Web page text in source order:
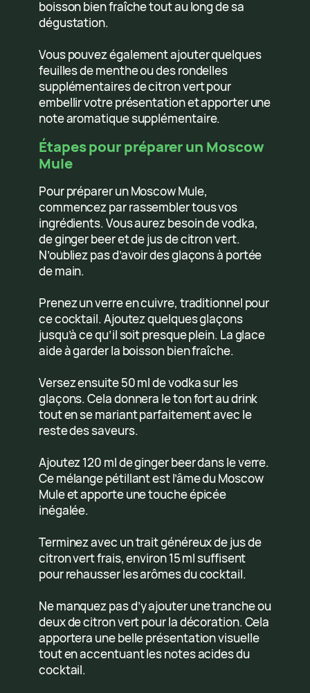
boisson bien fraîche tout au long de sa
dégustation.
Vous pouvez également ajouter quelques
feuilles de menthe ou des rondelles
supplémentaires de citron vert pour
embellir votre présentation et apporter une
note aromatique supplémentaire.
Étapes pour préparer un Moscow
Mule
Pour préparer un Moscow Mule,
commencez par rassembler tous vos
ingrédients. Vous aurez besoin de vodka,
de ginger beer et de jus de citron vert.
N’oubliez pas d’avoir des glaçons à portée
de main.
Prenez un verre en cuivre, traditionnel pour
ce cocktail. Ajoutez quelques glaçons
jusqu’à ce qu’il soit presque plein. La glace
aide à garder la boisson bien fraîche.
Versez ensuite 50 ml de vodka sur les
glaçons. Cela donnera le ton fort au drink
tout en se mariant parfaitement avec le
reste des saveurs.
Ajoutez 120 ml de ginger beer dans le verre.
Ce mélange pétillant est l’âme du Moscow
Mule et apporte une touche épicée
inégalée.
Terminez avec un trait généreux de jus de
citron vert frais, environ 15 ml suffisent
pour rehausser les arômes du cocktail.
Ne manquez pas d’y ajouter une tranche ou
deux de citron vert pour la décoration. Cela
apportera une belle présentation visuelle
tout en accentuant les notes acides du
cocktail.